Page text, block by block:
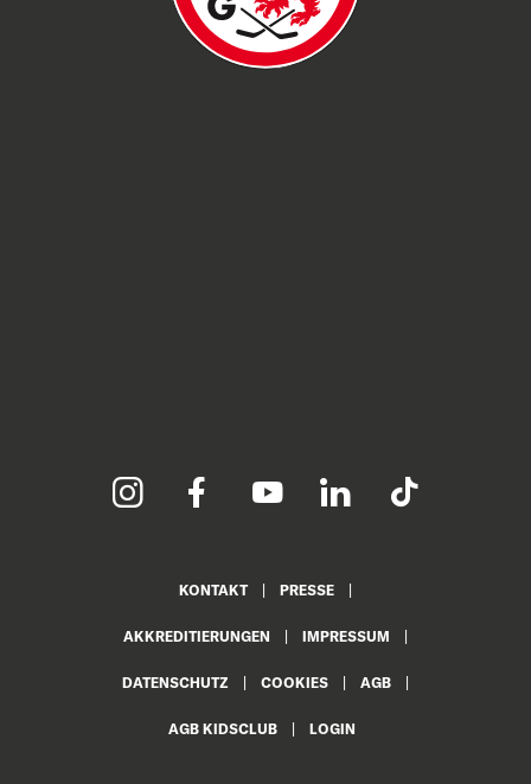
KONTAKT PRESSE
AKKREDITIERUNGEN IMPRESSUM
DATENSCHUTZ COOKIES AGB
AGB KIDSCLUB LOGIN